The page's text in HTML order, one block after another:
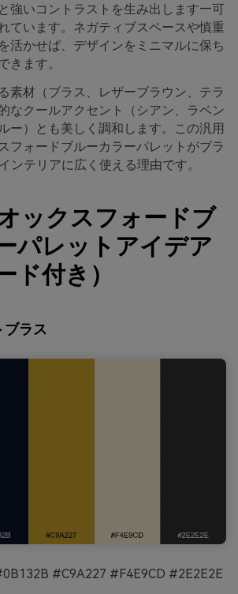
強いコントラストを生み出します—可
ています。ネガティブスペースや慎重
活かせば、デザインをミニマルに保ち
きます。
素材（ブラス、レザーブラウン、テラ
なクールアクセント（シアン、ラベン
ー）とも美しく調和します。この汎用
フォードブルーカラーパレットがブラ
ンテリアに広く使える理由です。
ックスフォードブ
パレットアイデア
ド付き）
ブラス
#C9A227 #F4E9CD #2E2E2E